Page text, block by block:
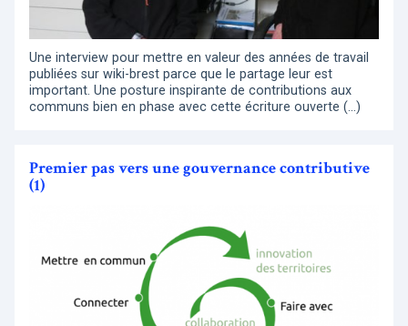
Une interview pour mettre en valeur des années de travail
publiées sur wiki-brest parce que le partage leur est
important. Une posture inspirante de contributions aux
communs bien en phase avec cette écriture ouverte (…)
Premier pas vers une gouvernance contributive
(1)